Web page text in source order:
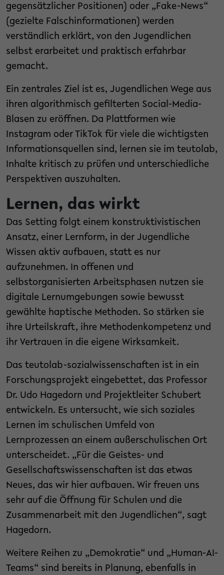
gegensätzlicher Positionen) oder „Fake-News“
(gezielte Falschinformationen) werden
verständlich erklärt, von den Jugendlichen
selbst erarbeitet und praktisch erfahrbar
gemacht.
Ein zentrales Ziel ist es, Jugendlichen Wege aus
ihren algorithmisch gefilterten Social-Media-
Blasen zu eröffnen. Da Plattformen wie
Instagram oder TikTok für viele die wichtigsten
Informationsquellen sind, lernen sie im teutolab,
Inhalte kritisch zu prüfen und unterschiedliche
Perspektiven auszuhalten.
Lernen, das wirkt
Das Setting folgt einem konstruktivistischen
Ansatz, einer Lernform, in der Jugendliche
Wissen aktiv aufbauen, statt es nur
aufzunehmen. In offenen und
selbstorganisierten Arbeitsphasen nutzen sie
digitale Lernumgebungen sowie bewusst
gewählte haptische Methoden. So stärken sie
ihre Urteilskraft, ihre Methodenkompetenz und
ihr Vertrauen in die eigene Wirksamkeit.
Das teutolab-sozialwissenschaften ist in ein
Forschungsprojekt eingebettet, das Professor
Dr. Udo Hagedorn und Projektleiter Schubert
entwickeln. Es untersucht, wie sich soziales
Lernen im schulischen Umfeld von
Lernprozessen an einem außerschulischen Ort
unterscheidet. „Für die Geistes- und
Gesellschaftswissenschaften ist das etwas
Neues, das wir hier aufbauen. Wir freuen uns
sehr auf die Öffnung für Schulen und die
Zusammenarbeit mit den Jugendlichen“, sagt
Hagedorn.
Weitere Reihen zu „Demokratie“ und „Human-AI-
Teams“ sind bereits in Planung, ebenfalls in